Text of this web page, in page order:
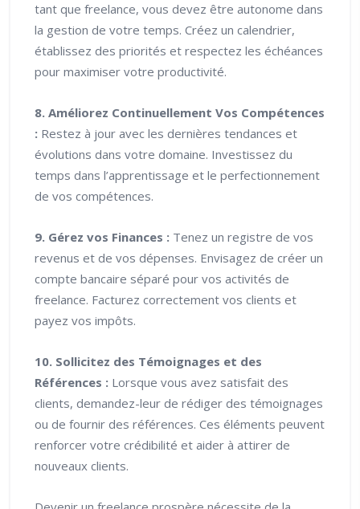
tant que freelance, vous devez être autonome dans
la gestion de votre temps. Créez un calendrier,
établissez des priorités et respectez les échéances
pour maximiser votre productivité.
8. Améliorez Continuellement Vos Compétences
: Restez à jour avec les dernières tendances et
évolutions dans votre domaine. Investissez du
temps dans l’apprentissage et le perfectionnement
de vos compétences.
9. Gérez vos Finances : Tenez un registre de vos
revenus et de vos dépenses. Envisagez de créer un
compte bancaire séparé pour vos activités de
freelance. Facturez correctement vos clients et
payez vos impôts.
10. Sollicitez des Témoignages et des
Références : Lorsque vous avez satisfait des
clients, demandez-leur de rédiger des témoignages
ou de fournir des références. Ces éléments peuvent
renforcer votre crédibilité et aider à attirer de
nouveaux clients.